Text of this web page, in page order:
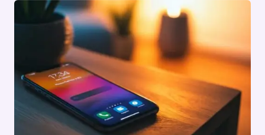
GÉNÉRATION :
5
INNOVATIONS
TECHNOLOGIQUES
À
PRIVILÉGIER